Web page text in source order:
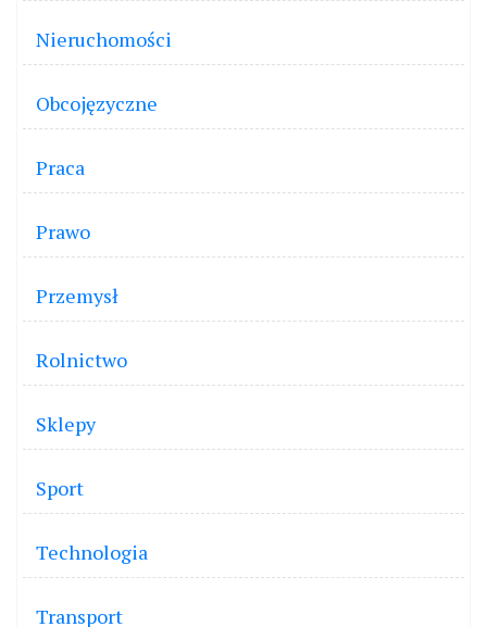
Nieruchomości
Obcojęzyczne
Praca
Prawo
Przemysł
Rolnictwo
Sklepy
Sport
Technologia
Transport